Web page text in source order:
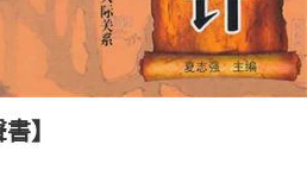
】